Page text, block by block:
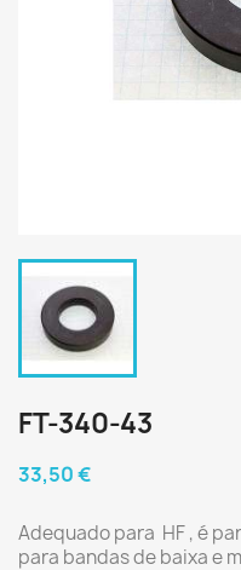
FT-340-43
33,50 €
Adequado para HF , é
para bandas de baixa e